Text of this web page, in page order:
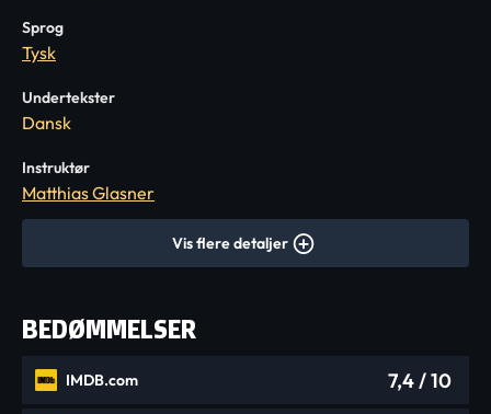
Sprog
Tysk
Undertekster
Dansk
Instruktør
Matthias Glasner
Vis flere detaljer
BEDØMMELSER
IMDB.com 7,4/ 10